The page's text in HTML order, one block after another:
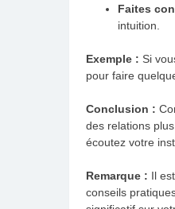
Faites
intuition.
Exemple : Si
pour faire
Conclusion :
des relations
écoutez votre
Remarque : Il
conseils